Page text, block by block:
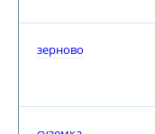
зерново